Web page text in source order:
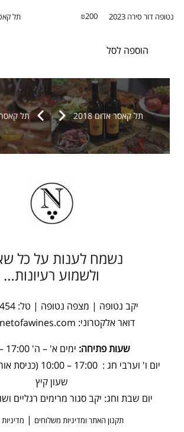
נטופה דור סירה 2023 ₪200
הוספה לסל
תל קאסר
תל קאסר תל קאסר אדום 2018
נשמח לענות על כל
ולשמוע רעיונות…
יקב נטופה | מצפה נטופה | טל:
דואר אלקטרוני:
שעות פתיחה: ימים א' – ה' 17:00 – 11:00
שעון קיץ
יום שבת וחג: יקב סגור מרימים רגליים
תקנון האתר ומדיניות משלוחים |